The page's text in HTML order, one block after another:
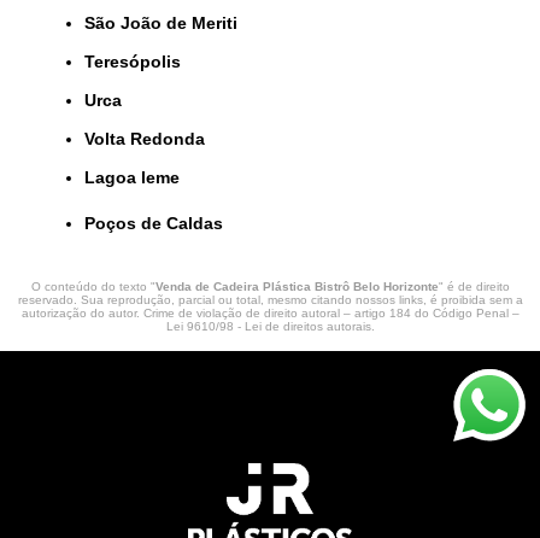
São João de Meriti
Teresópolis
Urca
Volta Redonda
lagoa leme
Poços de Caldas
O conteúdo do texto "Venda de Cadeira Plástica Bistrô Belo Horizonte" é de direito
reservado. Sua reprodução, parcial ou total, mesmo citando nossos links, é proibida sem a
autorização do autor. Crime de violação de direito autoral – artigo 184 do Código Penal –
Lei 9610/98 - Lei de direitos autorais.